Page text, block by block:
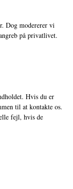
Dog modererer vi
på privatlivet.
Hvis du er
til at kontakte os.
fejl, hvis de